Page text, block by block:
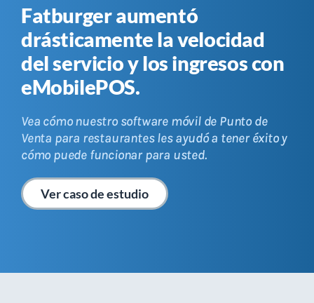
Fatburger aumentó
drásticamente la velocidad
del servicio y los ingresos con
eMobilePOS.
Vea cómo nuestro software móvil de Punto de
Venta para restaurantes les ayudó a tener éxito y
cómo puede funcionar para usted.
Ver caso de estudio